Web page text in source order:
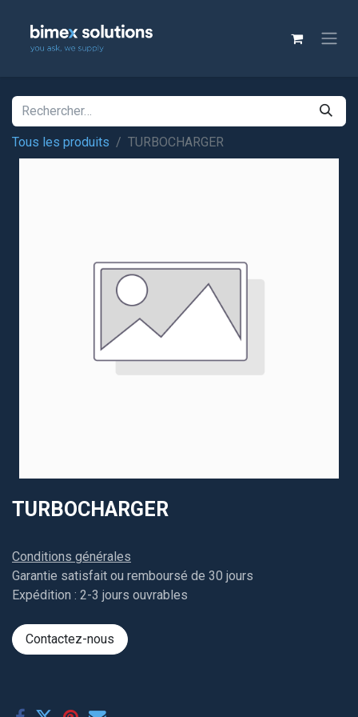
Tous les produits TURBOCHARGER
TURBOCHARGER
Conditions générales
Garantie satisfait ou remboursé de 30 jours
Expédition : 2-3 jours ouvrables
Contactez-nous